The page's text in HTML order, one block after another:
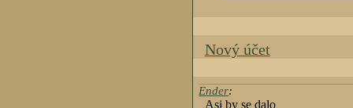
Nový účet
Ender:
Asi by se dalo